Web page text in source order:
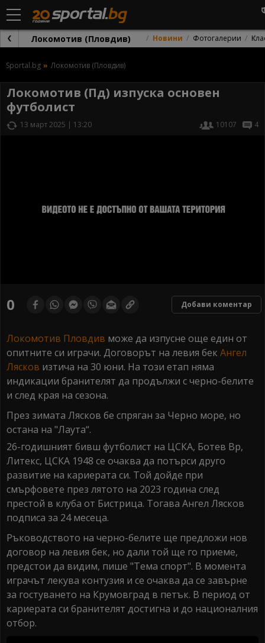
Локомотив (Пловдив) Новини Фотогалерии
Sportal.bg Локомотив (Пловдив)
Локомотив (Пд) изпуска основен
футболист
13 март 2025 | 13:20 10107 4
of0 Добави коментар
Локомотив Пловдив може да изпусне още един от
опитните си играчи. Договорът на левия бек Ангел
Лясков изтича на 30 юни. На този етап няма
индикации бранителят да продължи с черно-белите
и след края на сезона.
През зимата Лясков бе спряган за Черно море, но
остана на "Лаута“.
26-годишният бивш футболист на ЦСКА, Ботев Вр,
Литекс, ЦСКА 1948 се очаква да потърси друго
развитие на кариерата си. Той дойде при
смърфовете през лятото на 2023 година след
престой в клуба от Бистрица. Тогава Ангел Лясков
подписа за 24 месеца.
Ръководството на черно-белите ще предложи нов
договор на левия бек, но дали той ще го приеме,
предстои да видим, пише "Тема спорт". В момента
играчът лекува контузия и се очаква да се завърне
за гостуването на Крумовград в петък. В период от
кариерата си бранителят достигна и до националния
отбор.